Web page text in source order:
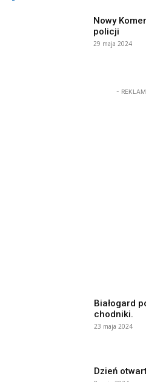
Nowy
policji
29 maja 2024
-
Białogard
chodniki.
23 maja 2024
Dzień